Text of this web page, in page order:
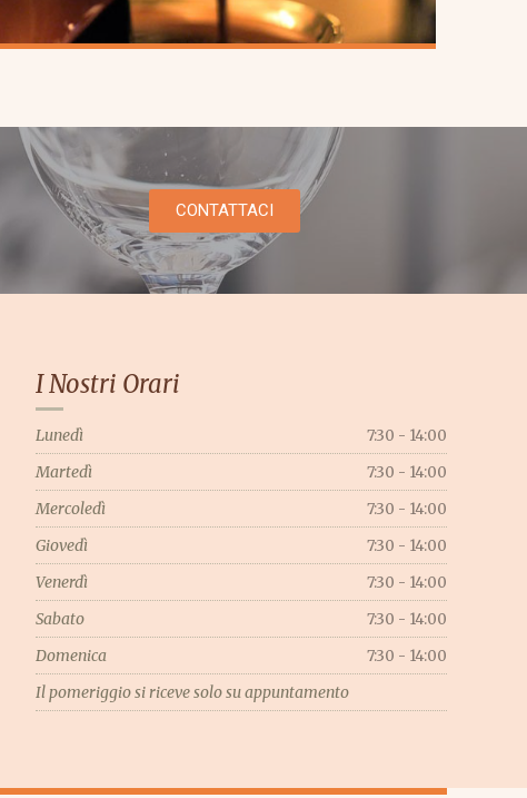
CONTATTACI
I Nostri Orari
Lunedì 7:30 - 14:00
Martedì 7:30 - 14:00
Mercoledì 7:30 - 14:00
Giovedì 7:30 - 14:00
Venerdì 7:30 - 14:00
Sabato 7:30 - 14:00
Domenica 7:30 - 14:00
Il pomeriggio si riceve solo su appuntamento